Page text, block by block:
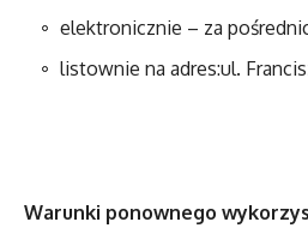
elektronicznie – za
listownie na adres:ul.
Warunki ponownego